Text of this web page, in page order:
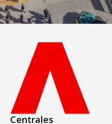
Centrales